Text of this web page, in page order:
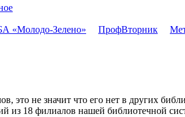
«Молодо-Зелено» ПрофВторник
не значит что его нет в других
из 18 филиалов нашей библиотечной